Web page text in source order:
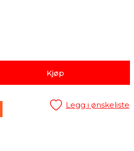
Kjøp
Legg i ønskeliste